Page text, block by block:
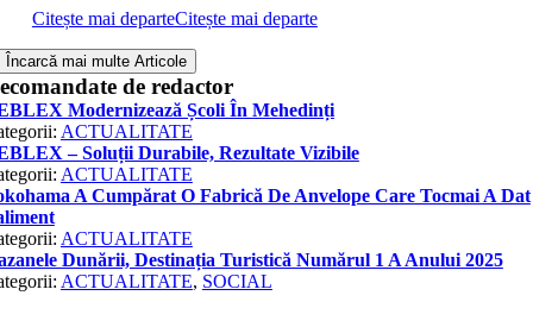
Citește mai departeCitește mai departe
Încarcă mai multe Articole
de redactor
Modernizează Școli În Mehedinți
ACTUALITATE
– Soluții Durabile, Rezultate Vizibile
ACTUALITATE
A Cumpărat O Fabrică De Anvelope Care Tocmai A Dat
ACTUALITATE
Dunării, Destinația Turistică Numărul 1 A Anului 2025
ACTUALITATE, SOCIAL